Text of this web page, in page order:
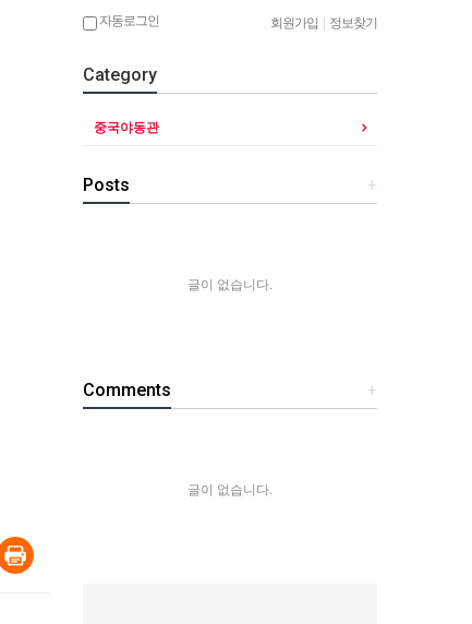
자동로그인 회원가입 정보찾기
Category
중국야동관
+
Posts
글이 없습니다.
+
Comments
글이 없습니다.